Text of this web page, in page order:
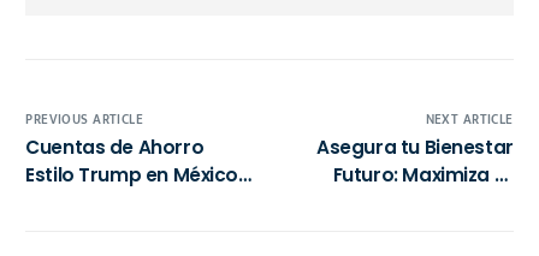
PREVIOUS ARTICLE
Cuentas de Ahorro
Estilo Trump en México:
NEXT ARTICLE
Asegura tu Bienestar
Futuro: Maximiza tu